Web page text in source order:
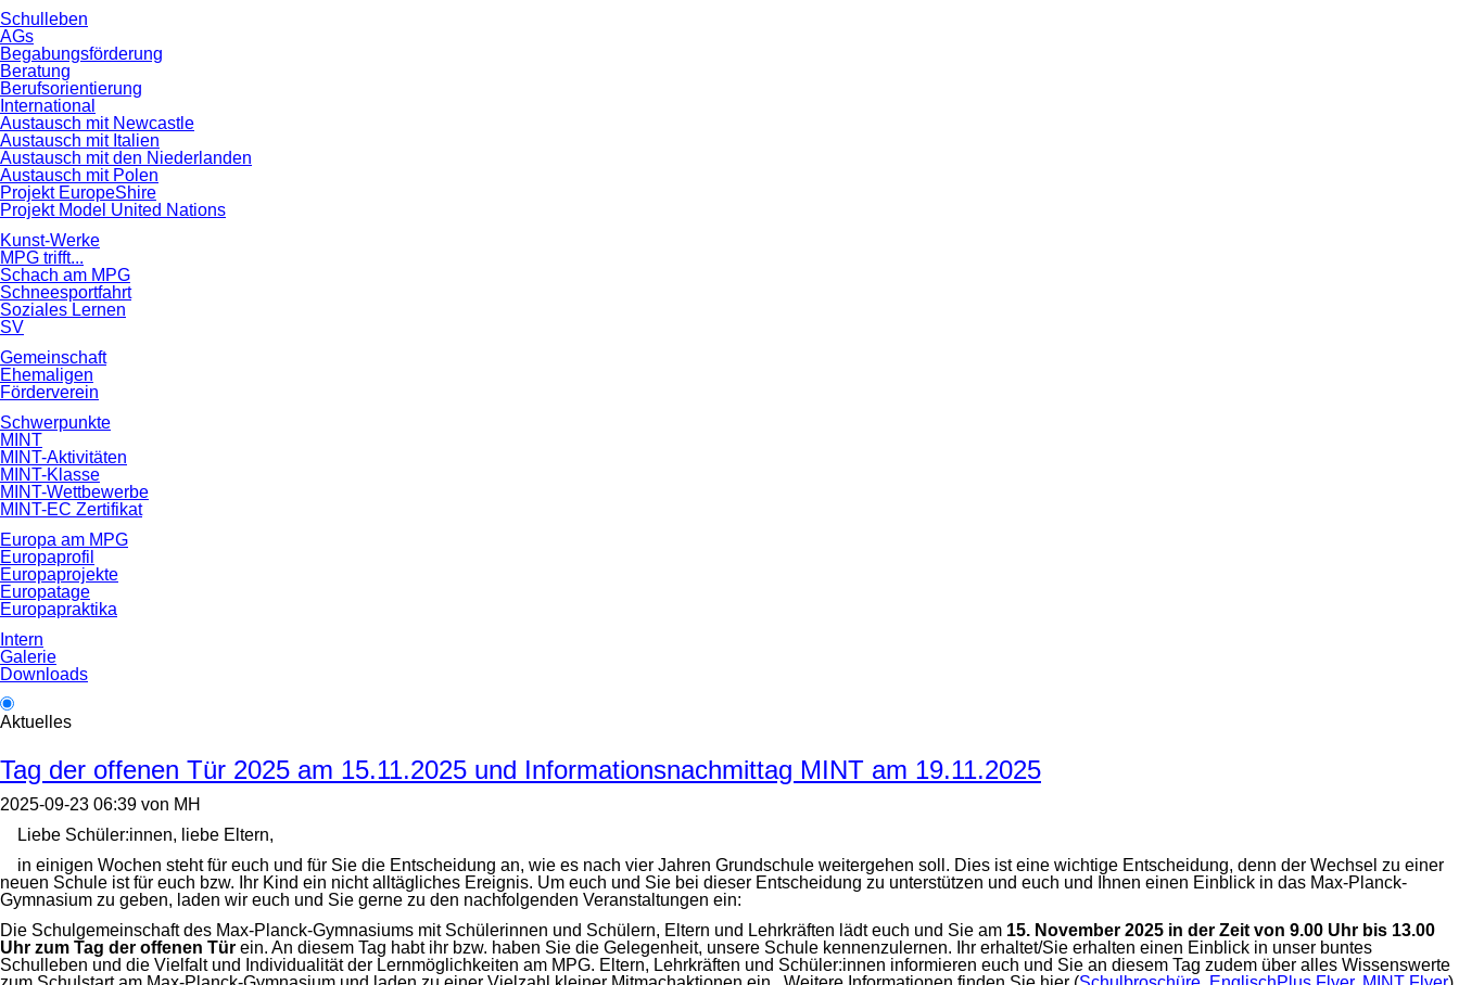
Schulleben
AGs
Begabungsförderung
Beratung
Berufsorientierung
International
Austausch mit Newcastle
Austausch mit Italien
Austausch mit den Niederlanden
Austausch mit Polen
Projekt EuropeShire
Projekt Model United Nations
Kunst-Werke
MPG trifft...
Schach am MPG
Schneesportfahrt
Soziales Lernen
SV
Gemeinschaft
Ehemaligen
Förderverein
Schwerpunkte
MINT
MINT-Aktivitäten
MINT-Klasse
MINT-Wettbewerbe
MINT-EC Zertifikat
Europa am MPG
Europaprofil
Europaprojekte
Europatage
Europapraktika
Intern
Galerie
Downloads
Aktuelles
Tag der offenen Tür 2025 am 15.11.2025 und Informationsnachmittag MINT am 19.11.2025
2025-09-23 06:39 von MH
Liebe Schüler:innen, liebe Eltern,
in einigen Wochen steht für euch und für Sie die Entscheidung an, wie es nach vier Jahren Grundschule weitergehen soll. Dies ist eine wichtige Entscheidung, denn der Wechsel zu einer
neuen Schule ist für euch bzw. Ihr Kind ein nicht alltägliches Ereignis. Um euch und Sie bei dieser Entscheidung zu unterstützen und euch und Ihnen einen Einblick in das Max-Planck-
Gymnasium zu geben, laden wir euch und Sie gerne zu den nachfolgenden Veranstaltungen ein:
Die Schulgemeinschaft des Max-Planck-Gymnasiums mit Schülerinnen und Schülern, Eltern und Lehrkräften lädt euch und Sie am 15. November 2025 in der Zeit von 9.00 Uhr bis 13.00
Uhr zum Tag der offenen Tür ein. An diesem Tag habt ihr bzw. haben Sie die Gelegenheit, unsere Schule kennenzulernen. Ihr erhaltet/Sie erhalten einen Einblick in unser buntes
Schulleben und die Vielfalt und Individualität der Lernmöglichkeiten am MPG. Eltern, Lehrkräften und Schüler:innen informieren euch und Sie an diesem Tag zudem über alles Wissenswerte